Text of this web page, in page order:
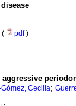
( pdf)
Cecilia;